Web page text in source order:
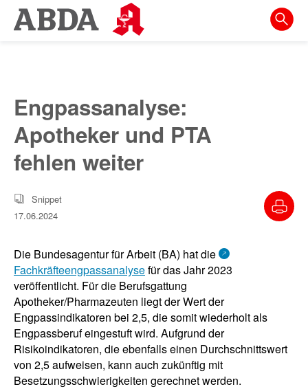
Springe
direkt
zur
Meta-
Navigation
Inhalt
zur
Engpassanalyse:
Apotheker und PTA
fehlen weiter
Snippet
17.06.2024
Die Bundesagentur für Arbeit (BA) hat die
Fachkräfteengpassanalysefür das Jahr 2023
veröffentlicht. Für die Berufsgattung
Apotheker/Pharmazeuten liegt der Wert der
Engpassindikatoren bei 2,5, die somit wiederholt als
Engpassberuf eingestuft wird. Aufgrund der
Risikoindikatoren, die ebenfalls einen Durchschnittswert
von 2,5 aufweisen, kann auch zukünftig mit
Besetzungsschwierigkeiten gerechnet werden.